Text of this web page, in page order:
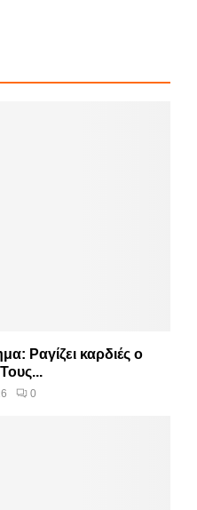
Ραγίζει καρδιές ο
0